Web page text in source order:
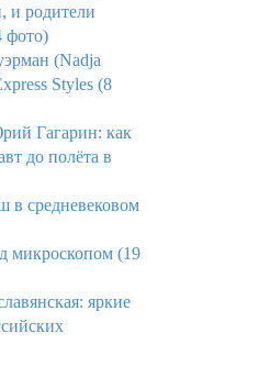
и родители
фото)
(Nadja
Styles (8
Гагарин: как
до полёта в
в средневековом
микроскопом (19
яркие